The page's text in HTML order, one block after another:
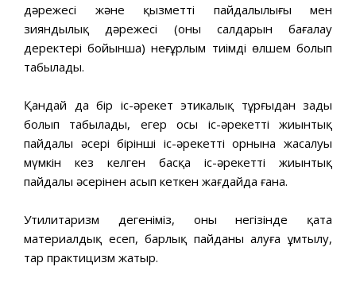
дәрежесі және қызметтің пайдалылығы мен
зияндылық дәрежесі (оның салдарын бағалау
деректері бойынша) неғұрлым тиімді өлшем болып
табылады.
Қандай да бір іс-әрекет этикалық тұрғыдан заңды
болып табылады, егер осы іс-әрекеттің жиынтық
пайдалы әсері бірінші іс-әрекеттің орнына жасалуы
мүмкін кез келген басқа іс-әрекеттің жиынтық
пайдалы әсерінен асып кеткен жағдайда ғана.
Утилитаризм дегеніміз, оның негізінде қатаң
материалдық есеп, барлық пайданы алуға ұмтылу,
тар практицизм жатыр.